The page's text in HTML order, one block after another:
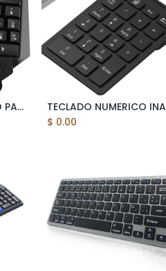
TECLADO RECORTADO PARA GAMER ZIYOU LANG (REMATE)
Add to Cart
$ 0.00